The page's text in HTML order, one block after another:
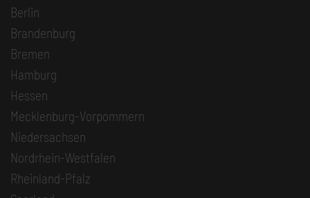
Berlin
Brandenburg
Bremen
Hamburg
Hessen
Mecklenburg-Vorpommern
Niedersachsen
Nordrhein-Westfalen
Rheinland-Pfalz